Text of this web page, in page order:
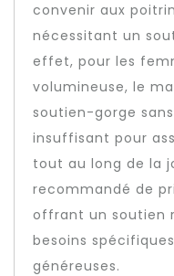
convenir aux
nécessitant un
effet, pour les
volumineuse, le
soutien-gorge
insuffisant pour
tout au long de la
recommandé de
offrant un soutien
besoins
généreuses.